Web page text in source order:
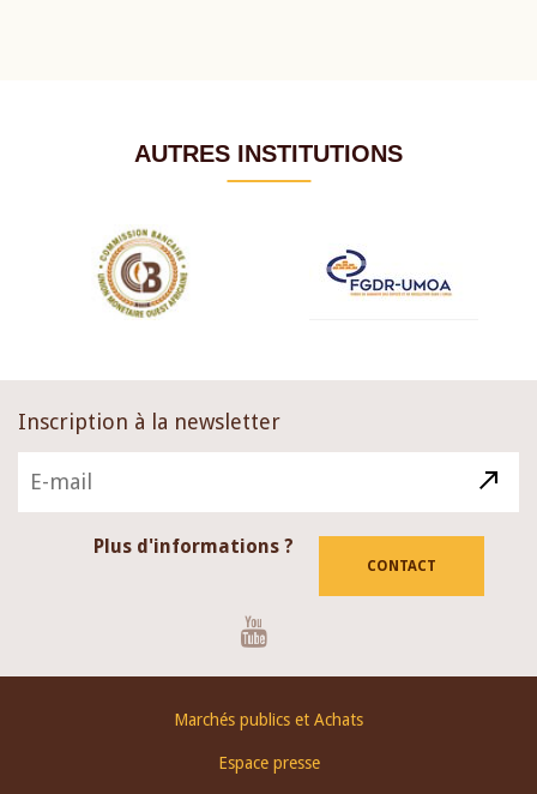
AUTRES INSTITUTIONS
Inscription à la newsletter
Plus d'informations ?
CONTACT
Marchés publics et Achats
Espace presse